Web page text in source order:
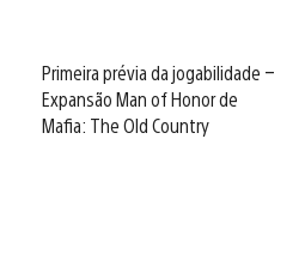
Primeira prévia da jogabilidade –
Expansão Man of Honor de
Mafia: The Old Country